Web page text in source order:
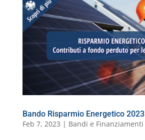
Bando Risparmio Energetico 2023
Feb 7, 2023 | Bandi e Finanziamenti